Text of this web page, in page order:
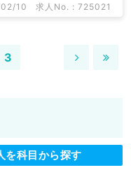
10 求人No. : 725021
3
を科目から探す